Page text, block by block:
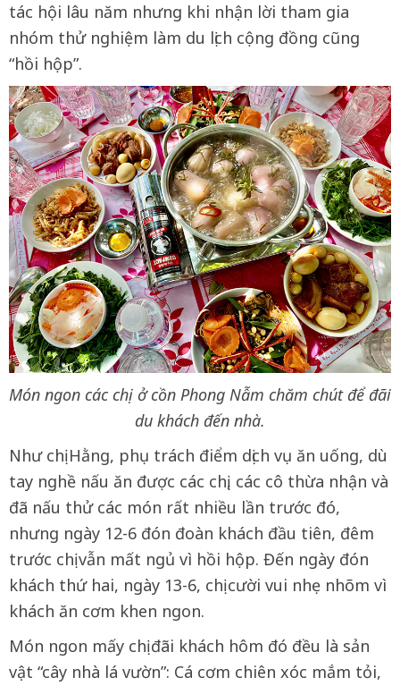
tác hội lâu năm nhưng khi nhận lời tham gia
nhóm thử nghiệm làm du lịch cộng đồng cũng
“hồi hộp”.
Món ngon các chị ở cồn Phong Nẫm chăm chút để đãi
du khách đến nhà.
Như chị Hằng, phụ trách điểm dịch vụ ăn uống, dù
tay nghề nấu ăn được các chị, các cô thừa nhận và
đã nấu thử các món rất nhiều lần trước đó,
nhưng ngày 12-6 đón đoàn khách đầu tiên, đêm
trước chị vẫn mất ngủ vì hồi hộp. Đến ngày đón
khách thứ hai, ngày 13-6, chị cười vui nhẹ nhõm vì
khách ăn cơm khen ngon.
Món ngon mấy chị đãi khách hôm đó đều là sản
vật “cây nhà lá vườn”: Cá cơm chiên xóc mắm tỏi,